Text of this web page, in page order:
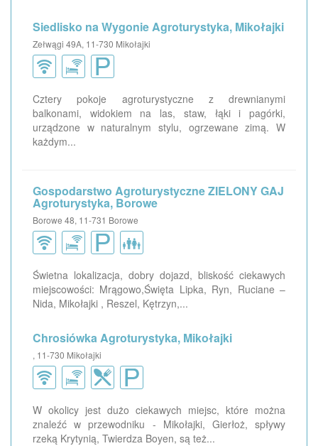
Siedlisko na Wygonie Agroturystyka, Mikołajki
Zełwągi 49A, 11-730 Mikołajki
Cztery pokoje agroturystyczne z drewnianymi
balkonami, widokiem na las, staw, łąki i pagórki,
urządzone w naturalnym stylu, ogrzewane zimą. W
każdym...
Gospodarstwo Agroturystyczne ZIELONY GAJ
Agroturystyka, Borowe
Borowe 48, 11-731 Borowe
Świetna lokalizacja, dobry dojazd, bliskość ciekawych
miejscowości: Mrągowo,Święta Lipka, Ryn, Ruciane –
Nida, Mikołajki , Reszel, Kętrzyn,...
Chrosiówka Agroturystyka, Mikołajki
, 11-730 Mikołajki
W okolicy jest dużo ciekawych miejsc, które można
znaleźć w przewodniku - Mikołajki, Gierłoż, spływy
rzeką Krytynią, Twierdza Boyen, są też...